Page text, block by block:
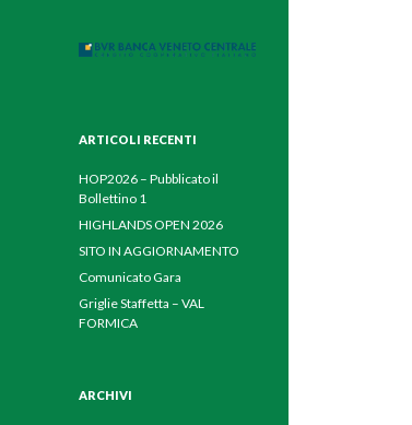
ARTICOLI RECENTI
HOP2026 – Pubblicato il
Bollettino 1
HIGHLANDS OPEN 2026
SITO IN AGGIORNAMENTO
Comunicato Gara
Griglie Staffetta – VAL
FORMICA
ARCHIVI